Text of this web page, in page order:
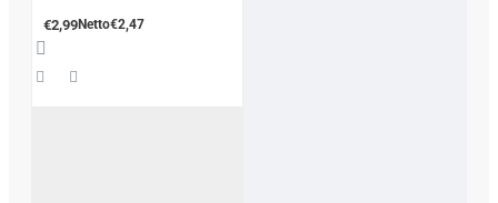
€2,99Netto€2,47